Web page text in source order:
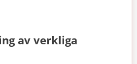
av verkliga